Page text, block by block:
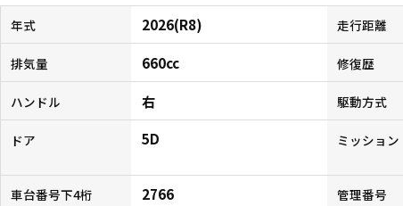
年式 2026(R8) 走行距離
排気量 660cc 修復歴
ハンドル 右 駆動方式
ドア 5D ミッション
車台番号下4桁 2766 管理番号